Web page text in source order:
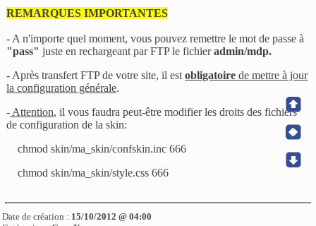
REMARQUES IMPORTANTES
- A n'importe quel moment, vous pouvez remettre le mot de passe à
"pass"juste en rechargeant par FTP le fichieradmin/mdp.
- Après transfert FTP de votre site, il estobligatoirede mettre à jour
la configuration générale.
- Attention, il vous faudra peut-être modifier les droits des fichiers
de configuration de la skin:
chmod skin/ma_skin/confskin.inc 666
chmod skin/ma_skin/style.css 666
Date de création : 15/10/2012 @ 04:00